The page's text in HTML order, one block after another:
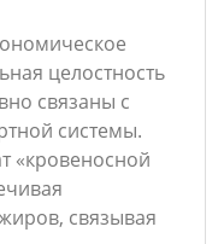
целостность
связаны с
системы.
«кровеносной
связывая